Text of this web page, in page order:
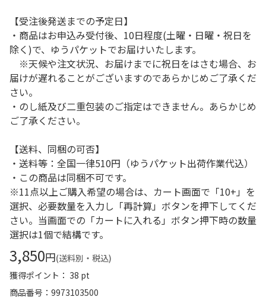
【受注後発送までの予定日】
・商品はお申込み受付後、10日程度(土曜・日曜・祝日を
除く)で、ゆうパケットでお届けいたします。
※天候や注文状況、お届けまでに祝日をはさむ場合、お
届けが遅れることがございますのであらかじめご了承くだ
さい。
・のし紙及び二重包装のご指定はできません。あらかじめ
ご了承ください。
【送料、同梱の可否】
・送料等：全国一律510円（ゆうパケット出荷作業代込）
・この商品は同梱不可です。
※11点以上ご購入希望の場合は、カート画面で「10+」を
選択、必要数量を入力し「再計算」ボタンを押下してくだ
さい。当画面での「カートに入れる」ボタン押下時の数量
選択は1個で結構です。
3,850円(送料別・税込)
獲得ポイント： 38 pt
商品番号
9973103500